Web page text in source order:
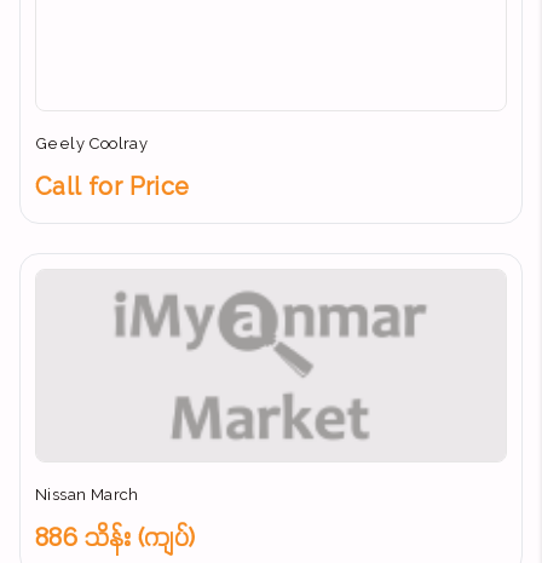
Geely Coolray
Call for Price
Nissan March
886 သိန်း (ကျပ်)